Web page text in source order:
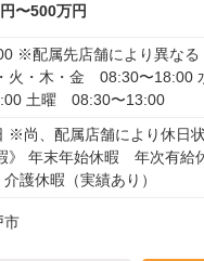
〜500万円
※配属先店舗により異なる
火・木・金 08:30〜18:00
土曜 08:30〜13:00
※尚、配属店舗により休日
》 年末年始休暇 年次有
護休暇（実績あり）
市